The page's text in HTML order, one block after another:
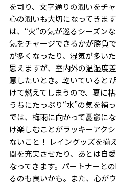
を司り、文字通りの潤いをチ
心の潤いも大切になってきま
は、“火”の気が巡るシーズン
気をチャージできるかが勝負
が多くなったり、湿気が多い
思えますが、室内外の温湿度
意したいとき。乾いていると7
けて燃えてしまうので、夏に
うちにたっぷり“水”の気を補
では、梅雨に向かって憂鬱に
け楽しむことがラッキーアク
ないこと！ レイングッズを揃
間を充実させたり、あとは自
なってきます。パートナーと
るのも良いかも。また、心が